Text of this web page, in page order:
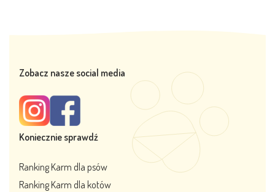
Zobacz nasze social media
Koniecznie sprawdź
Ranking Karm dla psów
Ranking Karm dla kotów